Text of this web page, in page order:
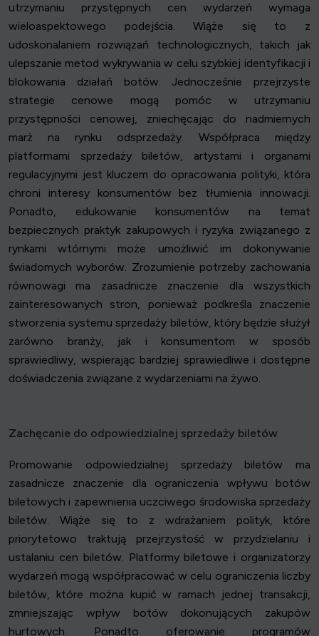
utrzymaniu przystępnych cen wydarzeń wymaga
wieloaspektowego podejścia. Wiąże się to z
udoskonalaniem rozwiązań technologicznych, takich jak
ulepszanie metod wykrywania w celu szybkiej identyfikacji i
blokowania działań botów. Jednocześnie przejrzyste
strategie cenowe mogą pomóc w utrzymaniu
przystępności cenowej, zniechęcając do nadmiernych
marż na rynku odsprzedaży. Współpraca między
platformami sprzedaży biletów, artystami i organami
regulacyjnymi jest kluczem do opracowania polityki, która
chroni interesy konsumentów bez tłumienia innowacji.
Ponadto, edukowanie konsumentów na temat
bezpiecznych praktyk zakupowych i ryzyka związanego z
rynkami wtórnymi może umożliwić im dokonywanie
świadomych wyborów. Zrozumienie potrzeby zachowania
równowagi ma zasadnicze znaczenie dla wszystkich
zainteresowanych stron, ponieważ podkreśla znaczenie
stworzenia systemu sprzedaży biletów, który będzie służył
zarówno branży, jak i konsumentom w sposób
sprawiedliwy, wspierając bardziej sprawiedliwe i dostępne
doświadczenia związane z wydarzeniami na żywo.
Zachęcanie do odpowiedzialnej sprzedaży biletów
Promowanie odpowiedzialnej sprzedaży biletów ma
zasadnicze znaczenie dla ograniczenia wpływu botów
biletowych i zapewnienia uczciwego środowiska sprzedaży
biletów. Wiąże się to z wdrażaniem polityk, które
priorytetowo traktują przejrzystość w przydzielaniu i
ustalaniu cen biletów. Platformy biletowe i organizatorzy
wydarzeń mogą współpracować w celu ograniczenia liczby
biletów, które można kupić w ramach jednej transakcji,
zmniejszając wpływ botów dokonujących zakupów
hurtowych. Ponadto oferowanie programów